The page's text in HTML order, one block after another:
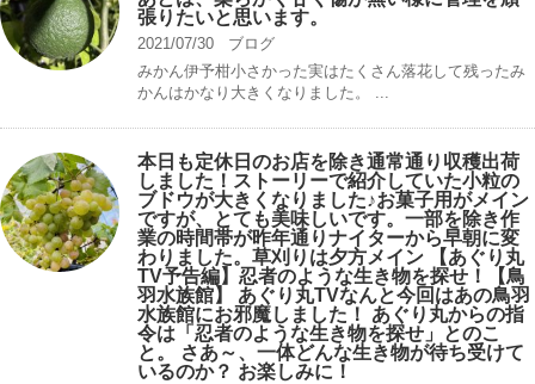
張りたいと思います。
2021/07/30
ブログ
みかん伊予柑小さかった実はたくさん落花して残ったみ
かんはかなり大きくなりました。 ...
本日も定休日のお店を除き通常通り収穫出荷
しました！ストーリーで紹介していた小粒の
ブドウが大きくなりました♪お菓子用がメイン
ですが、とても美味しいです。一部を除き作
業の時間帯が昨年通りナイターから早朝に変
わりました。草刈りは夕方メイン 【あぐり丸
TV予告編】忍者のような生き物を探せ！【鳥
羽水族館】 あぐり丸TVなんと今回はあの鳥羽
水族館にお邪魔しました！ あぐり丸からの指
令は「忍者のような生き物を探せ」とのこ
と。 さあ～、一体どんな生き物が待ち受けて
いるのか？ お楽しみに！